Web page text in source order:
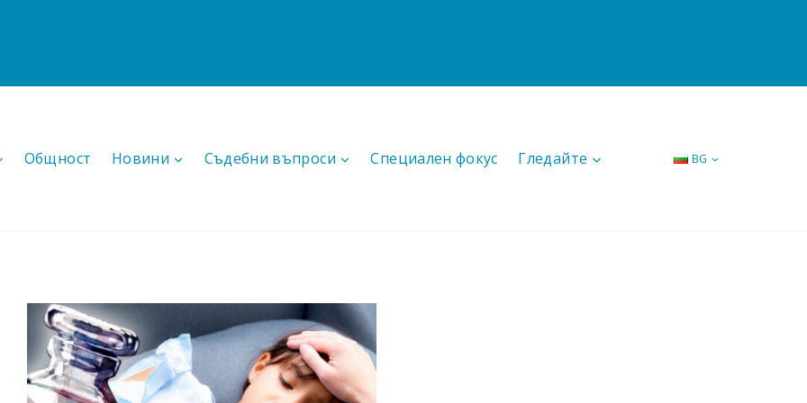
Общност Новини Съдебни въпроси Специален фокус Гледайте BG